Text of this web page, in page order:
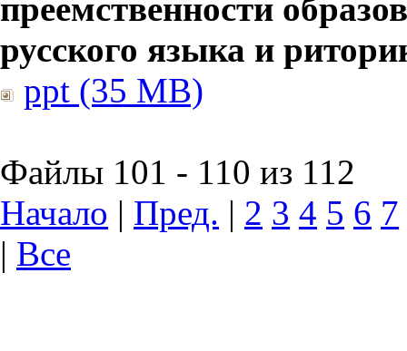
преемственности
русского языка и
ppt (35 MB)
Файлы 101 - 110 из 112
Начало | Пред. | 2 3 4 5 6 7
| Все